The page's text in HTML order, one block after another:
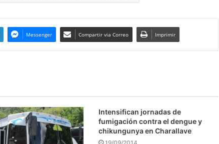
Messenger Compartir via Correo Imprimir
Intensifican jornadas de
fumigación contra el dengue y
chikungunya en Charallave